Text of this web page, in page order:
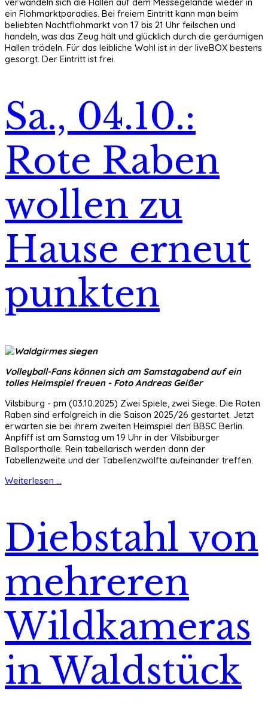
ein Flohmarktparadies. Bei freiem Eintritt kann man beim
beliebten Nachtflohmarkt von 17 bis 21 Uhr feilschen und
handeln, was das Zeug hält und glücklich durch die geräumigen
Hallen trödeln. Für das leibliche Wohl ist in der liveBOX bestens
gesorgt. Der Eintritt ist frei.
Sa., 04.10.:
Rote Raben
wollen zu
Hause erneut
punkten
Volleyball-Fans können sich am Samstagabend auf ein
tolles Heimspiel freuen - Foto Andreas Geißer
Vilsbiburg - pm (03.10.2025) Zwei Spiele, zwei Siege. Die Roten
Raben sind erfolgreich in die Saison 2025/26 gestartet. Jetzt
erwarten sie bei ihrem zweiten Heimspiel den BBSC Berlin.
Anpfiff ist am Samstag um 19 Uhr in der Vilsbiburger
Ballsporthalle. Rein tabellarisch werden dann der
Tabellenzweite und der Tabellenzwölfte aufeinander treffen.
Weiterlesen ...
Diebstahl von
mehreren
Wildkameras
in Waldstück